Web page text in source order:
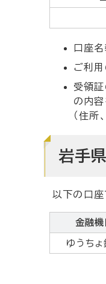
口座名
ご利用
受領
の内容
（住所
岩手
以下の口座
金融機
ゆうちょ